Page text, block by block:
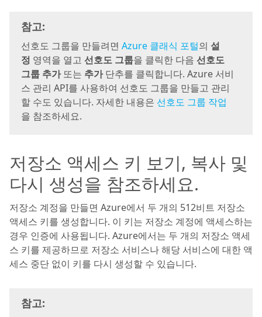
참고:
선호도 그룹을 만들려면 Azure 클래식 포털의 설
정 영역을 열고 선호도 그룹을 클릭한 다음 선호도
그룹 추가또는 추가단추를 클릭합니다. Azure 서비
스 관리 API를 사용하여 선호도 그룹을 만들고 관리
할 수도 있습니다. 자세한 내용은 선호도 그룹 작업
을 참조하세요.
저장소 액세스 키 보기, 복사 및
다시 생성을 참조하세요.
저장소 계정을 만들면 Azure에서 두 개의 512비트 저장소
액세스 키를 생성합니다. 이 키는 저장소 계정에 액세스하는
경우 인증에 사용됩니다. Azure에서는 두 개의 저장소 액세
스 키를 제공하므로 저장소 서비스나 해당 서비스에 대한 액
세스 중단 없이 키를 다시 생성할 수 있습니다.
참고: